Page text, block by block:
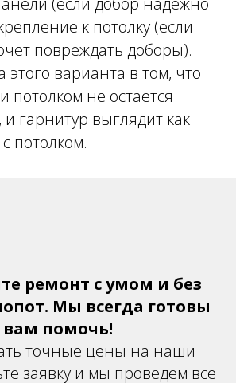
к потолку (если
повреждать доборы).
варианта в том, что
потолком не остается
и гарнитур выглядит как
потолком.
ремонт с умом и без
Мы всегда готовы
вам помочь!
точные цены на наши
заявку и мы проведем все